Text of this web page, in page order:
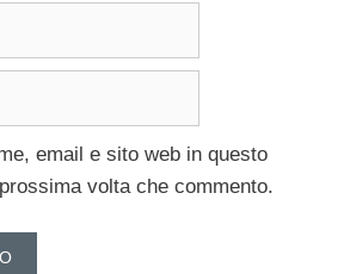
email e sito web in questo
volta che commento.